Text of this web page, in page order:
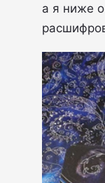
а я ниже